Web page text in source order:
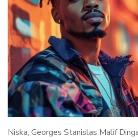
Niska, Georges Stanislas Malif